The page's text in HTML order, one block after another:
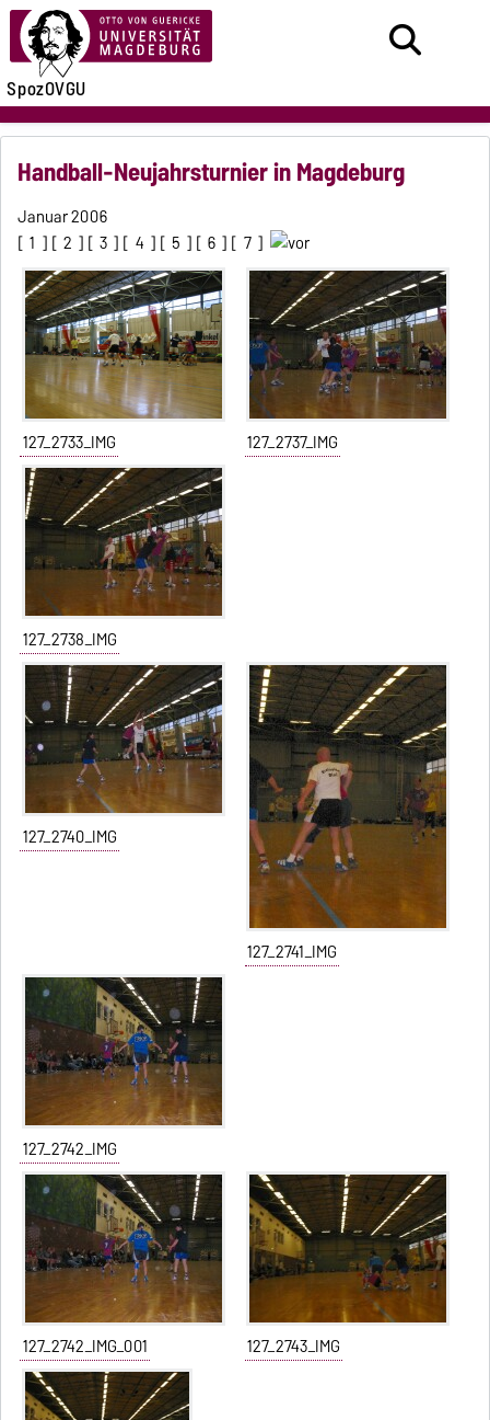
SpozOVGU
Handball-Neujahrsturnier in Magdeburg
Januar 2006
[ 1 ] [ 2 ] [ 3 ] [ 4 ] [ 5 ] [ 6 ] [ 7 ]
127_2733_IMG 127_2737_IMG
127_2738_IMG
127_2740_IMG
127_2741_IMG
127_2742_IMG
127_2742_IMG_001 127_2743_IMG